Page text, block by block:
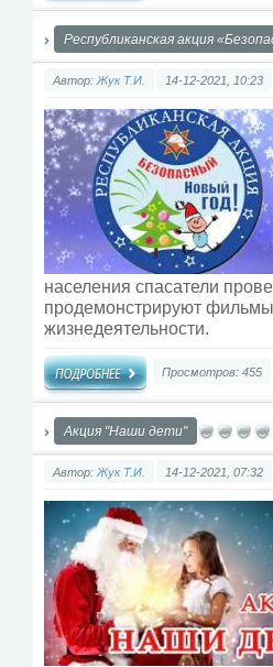
Республиканская акция
Автор: Жук Т.И. 14-12-2021, 10:23
населения спасатели
продемонстрируют
жизнедеятельности.
Просмотров: 455
Акция "Наши дети"
Автор: Жук Т.И. 14-12-2021, 07:32